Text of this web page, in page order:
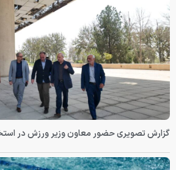
گزارش تصویری حضور معاون وزیر ورزش در